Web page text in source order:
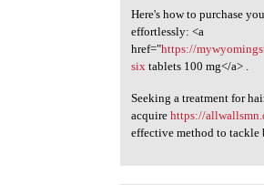
Here's how to purchase
effortlessly: <a
href="https://
sixtablets 100 mg</a> .
Seeking a treatment for
acquire https://
effective method to tackle